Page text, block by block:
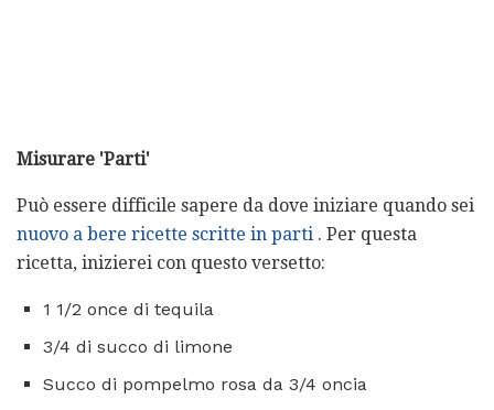
Misurare 'Parti'
Può essere difficile sapere da dove iniziare quando sei
nuovo a bere ricette scritte in parti . Per questa
ricetta, inizierei con questo versetto:
1 1/2 once di tequila
3/4 di succo di limone
Succo di pompelmo rosa da 3/4 oncia